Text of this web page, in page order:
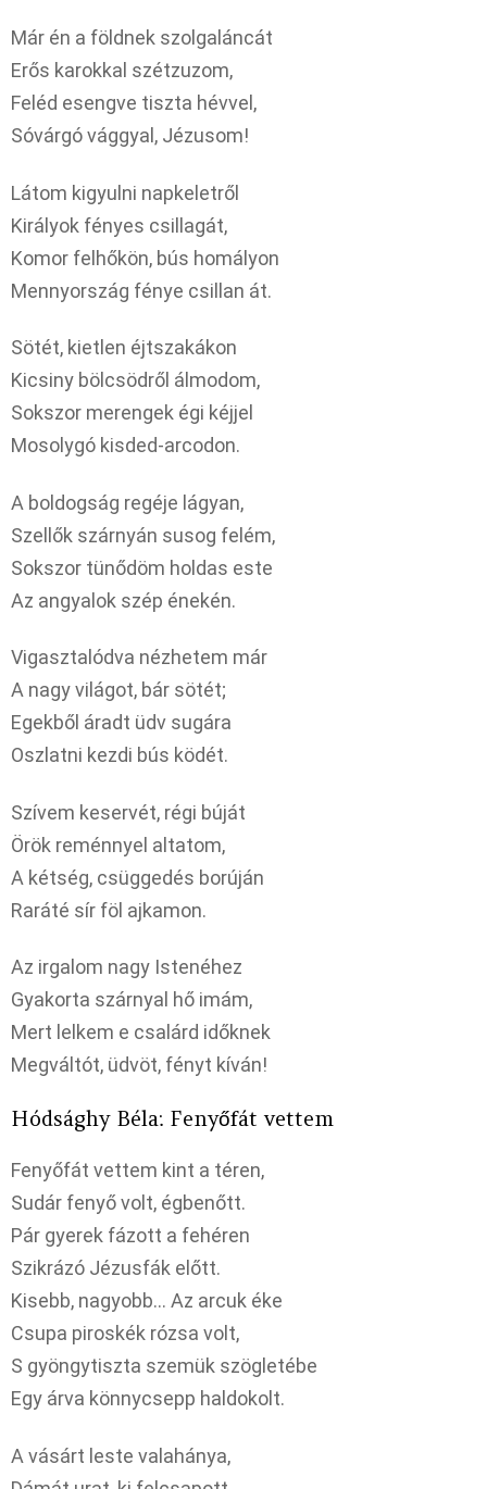
Már én a földnek szolgaláncát
Erős karokkal szétzuzom,
Feléd esengve tiszta hévvel,
Sóvárgó vággyal, Jézusom!
Látom kigyulni napkeletről
Királyok fényes csillagát,
Komor felhőkön, bús homályon
Mennyország fénye csillan át.
Sötét, kietlen éjtszakákon
Kicsiny bölcsödről álmodom,
Sokszor merengek égi kéjjel
Mosolygó kisded-arcodon.
A boldogság regéje lágyan,
Szellők szárnyán susog felém,
Sokszor tünődöm holdas este
Az angyalok szép énekén.
Vigasztalódva nézhetem már
A nagy világot, bár sötét;
Egekből áradt üdv sugára
Oszlatni kezdi bús ködét.
Szívem keservét, régi búját
Örök reménnyel altatom,
A kétség, csüggedés borúján
Raráté sír föl ajkamon.
Az irgalom nagy Istenéhez
Gyakorta szárnyal hő imám,
Mert lelkem e csalárd időknek
Megváltót, üdvöt, fényt kíván!
Hódsághy Béla: Fenyőfát vettem
Fenyőfát vettem kint a téren,
Sudár fenyő volt, égbenőtt.
Pár gyerek fázott a fehéren
Szikrázó Jézusfák előtt.
Kisebb, nagyobb… Az arcuk éke
Csupa piroskék rózsa volt,
S gyöngytiszta szemük szögletébe
Egy árva könnycsepp haldokolt.
A vásárt leste valahánya,